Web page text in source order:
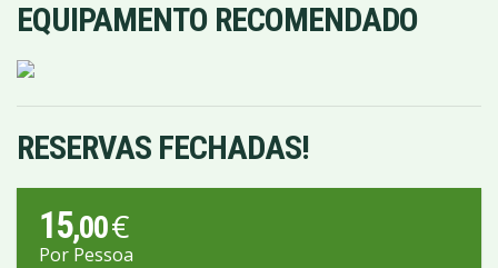
EQUIPAMENTO RECOMENDADO
RESERVAS FECHADAS!
15,00€
Por Pessoa